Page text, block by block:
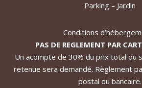
Parking – Jardin
Conditions
PAS DE REGLEMENT PAR
Un acompte de 30% du prix total du
retenue sera demandé. Règlement
postal ou bancaire.